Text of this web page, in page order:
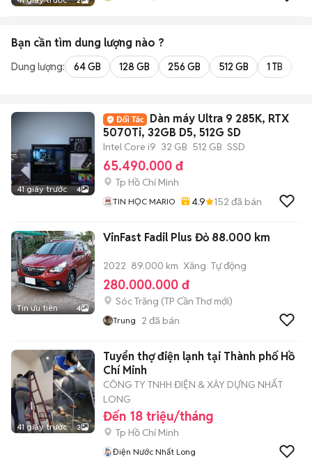
Bạn cần tìm dung lượng nào ?
Dung lượng: 64 GB 128 GB 256 GB 512 GB 1 TB
41 giây trước 4
Dàn máy Ultra 9 285K, RTX
5070Ti, 32GB D5, 512G SD
Intel Core i9 32 GB 512 GB SSD
65.490.000 đ
Tp Hồ Chí Minh
TIN HỌC MARIO 4.9 152 đã bán
Tin ưu tiên 4
VinFast Fadil Plus Đỏ 88.000 km
2022 89.000 km Xăng Tự động
280.000.000 đ
Sóc Trăng (TP Cần Thơmới)
Trung 2 đã bán
41 giây trước 3
Tuyển thợ điện lạnh tại Thành phố Hồ
Chí Minh
CÔNG TY TNHH ĐIỆN & XÂY DỰNG NHẤT
LONG
Đến 18 triệu/tháng
Tp Hồ Chí Minh
Điện Nước Nhất Long